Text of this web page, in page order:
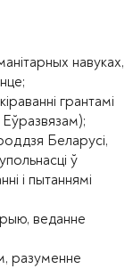
навуках,
грантамі
Еўразвязам);
Беларусі,
ў
і пытаннямі
веданне
разуменне